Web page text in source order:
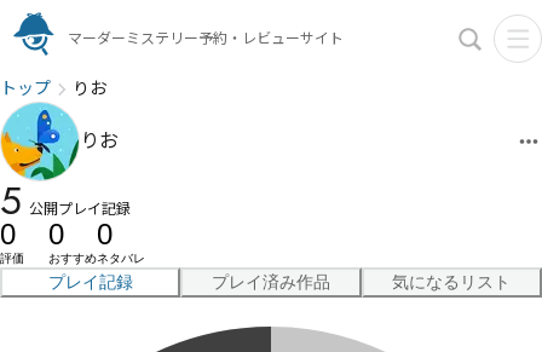
マーダーミステリー予約・レビューサイト
トップ りお
りお
5 公開プレイ記録
0
評価
0
おすすめ
0
ネタバレ
プレイ記録 プレイ済み作品 気になるリスト